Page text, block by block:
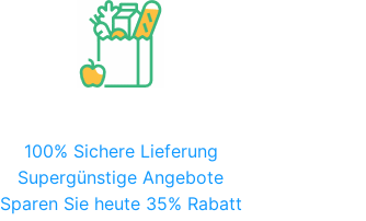
100% Sichere Lieferung
Supergünstige Angebote
Sparen Sie heute 35% Rabatt